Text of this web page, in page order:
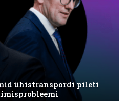
ühistranspordi pileti